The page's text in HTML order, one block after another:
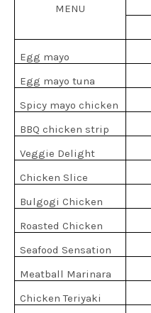
MENU
Egg mayo
Egg mayo tuna
Spicy mayo chicken
BBQ chicken strip
Veggie Delight
Chicken Slice
Bulgogi Chicken
Roasted Chicken
Seafood Sensation
Meatball Marinara
Chicken Teriyaki